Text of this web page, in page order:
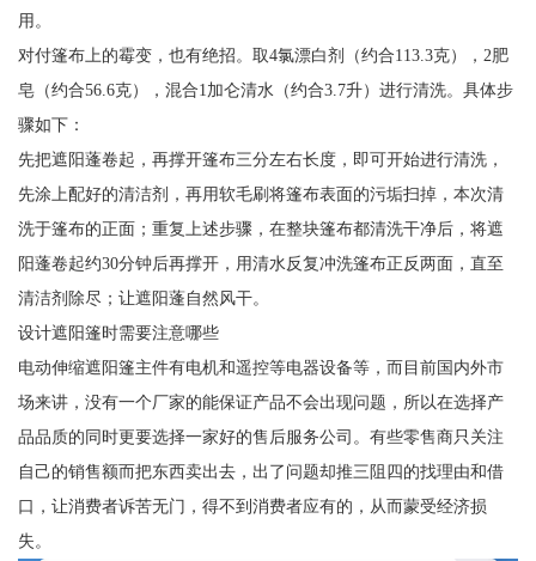
用。
对付篷布上的霉变，也有绝招。取4氯漂白剂（约合113.3克），2肥
皂（约合56.6克），混合1加仑清水（约合3.7升）进行清洗。具体步
骤如下：
先把遮阳蓬卷起，再撑开篷布三分左右长度，即可开始进行清洗，
先涂上配好的清洁剂，再用软毛刷将篷布表面的污垢扫掉，本次清
洗于篷布的正面；重复上述步骤，在整块篷布都清洗干净后，将遮
阳蓬卷起约30分钟后再撑开，用清水反复冲洗篷布正反两面，直至
清洁剂除尽；让遮阳蓬自然风干。
设计遮阳篷时需要注意哪些
电动伸缩遮阳篷主件有电机和遥控等电器设备等，而目前国内外市
场来讲，没有一个厂家的能保证产品不会出现问题，所以在选择产
品品质的同时更要选择一家好的售后服务公司。有些零售商只关注
自己的销售额而把东西卖出去，出了问题却推三阻四的找理由和借
口，让消费者诉苦无门，得不到消费者应有的，从而蒙受经济损
失。